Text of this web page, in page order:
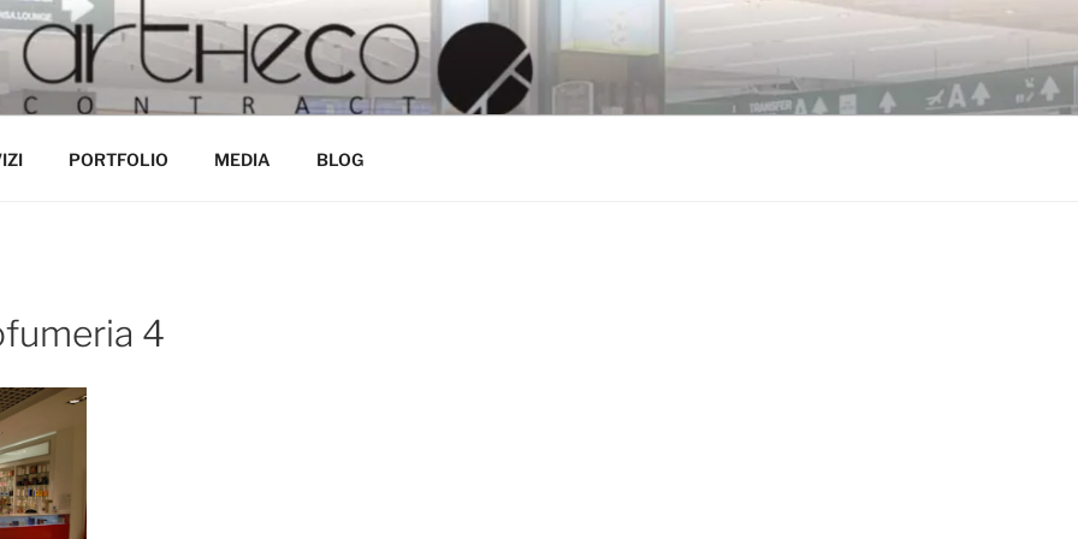
mestiere
PORTFOLIO MEDIA BLOG
4